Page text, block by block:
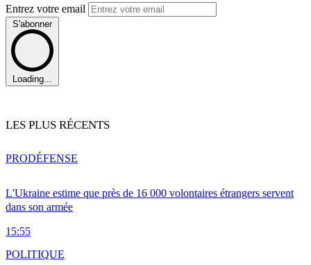
Entrez votre email
S'abonner
Loading...
LES PLUS RÉCENTS
L'Ukraine estime que près de 16 000 volontaires étrangers servent
dans son armée
15:55
PRODÉFENSE
POLITIQUE